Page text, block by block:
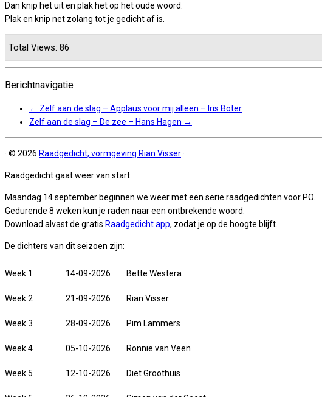
Dan knip het uit en plak het op het oude woord.
Plak en knip net zolang tot je gedicht af is.
Total Views: 86
Berichtnavigatie
← Zelf aan de slag – Applaus voor mij alleen – Iris Boter
Zelf aan de slag – De zee – Hans Hagen →
· © 2026 Raadgedicht, vormgeving Rian Visser·
Raadgedicht gaat weer van start
Maandag 14 september beginnen we weer met een serie raadgedichten voor PO.
Gedurende 8 weken kun je raden naar een ontbrekende woord.
Download alvast de gratis Raadgedicht app, zodat je op de hoogte blijft.
De dichters van dit seizoen zijn:
Week 1 14-09-2026 Bette Westera
Week 2 21-09-2026 Rian Visser
Week 3 28-09-2026 Pim Lammers
Week 4 05-10-2026 Ronnie van Veen
Week 5 12-10-2026 Diet Groothuis